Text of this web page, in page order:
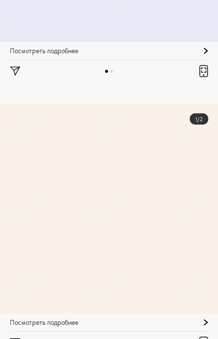
Посмотреть подробнее
1/2
Посмотреть подробнее